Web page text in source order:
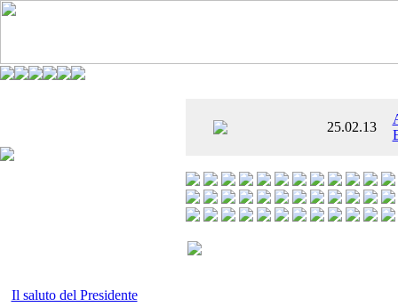
25.02.13
Il saluto del Presidente